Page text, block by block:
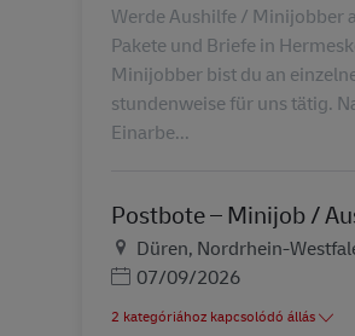
Werde Aushilfe / Minijobber
Pakete und Briefe in
Minijobber bist du an
stundenweise für uns tätig.
Einarbe...
Postbote – Minijob /
Helyszín
Düren, Nordrhein-
Posted Date
07/09/2026
2 kategóriához kapcsolódó állás